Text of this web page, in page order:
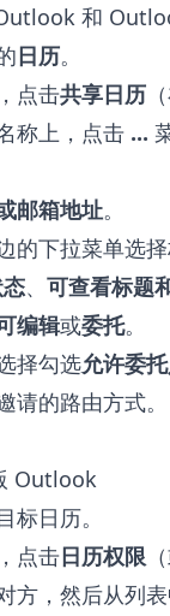
和
日历。
点击共享日历
称上，点击 ...
邮箱地址。
的下拉菜单选
、 可查看标题
编辑或委托。
择勾选允许委
请的路由方式。
Outlook
标日历。
点击日历权限
方，然后从列